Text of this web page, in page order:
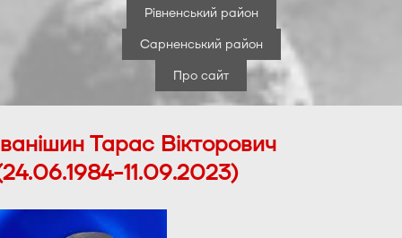
Рівненський район
Сарненський район
Про сайт
Тарас Вікторович
11.09.2023)